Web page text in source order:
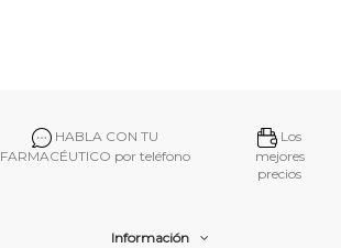
HABLA CON TU
FARMACÉUTICO por teléfono
Los
mejores
precios
Información